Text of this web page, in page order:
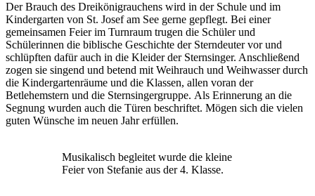
Der Brauch des Dreikönigrauchens wird in der Schule und im
Kindergarten von St. Josef am See gerne gepflegt. Bei einer
gemeinsamen Feier im Turnraum trugen die Schüler und
Schülerinnen die biblische Geschichte der Sterndeuter vor und
schlüpften dafür auch in die Kleider der Sternsinger. Anschließend
zogen sie singend und betend mit Weihrauch und Weihwasser durch
die Kindergartenräume und die Klassen, allen voran der
Betlehemstern und die Sternsingergruppe. Als Erinnerung an die
Segnung wurden auch die Türen beschriftet. Mögen sich die vielen
guten Wünsche im neuen Jahr erfüllen.
Musikalisch begleitet wurde die kleine
Feier von Stefanie aus der 4. Klasse.